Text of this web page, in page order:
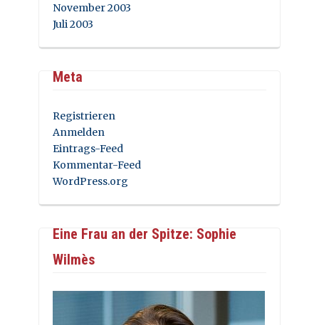
November 2003
Juli 2003
Meta
Registrieren
Anmelden
Eintrags-Feed
Kommentar-Feed
WordPress.org
Eine Frau an der Spitze: Sophie
Wilmès